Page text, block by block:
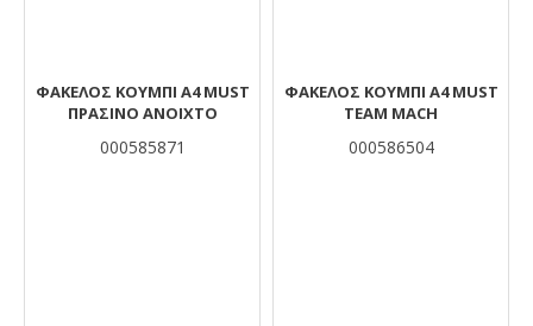
ΦΆΚΕΛΟΣ ΚΟΥΜΠΊ Α4 MUST
ΠΡΆΣΙΝΟ ΑΝΟΙΧΤΌ
000585871
ΦΑΚΕΛΟΣ ΚΟΥΜΠΙ Α4 MUST
TEAM MACH
000586504